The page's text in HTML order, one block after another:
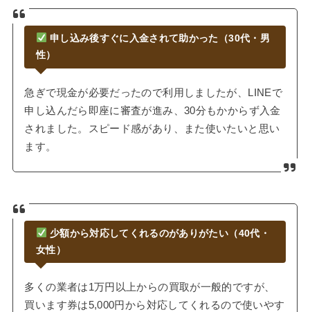
申し込み後すぐに入金されて助かった（30代・男
性）
急ぎで現金が必要だったので利用しましたが、LINEで
申し込んだら即座に審査が進み、30分もかからず入金
されました。スピード感があり、また使いたいと思い
ます。
少額から対応してくれるのがありがたい（40代・
女性）
多くの業者は1万円以上からの買取が一般的ですが、
買います券は5,000円から対応してくれるので使いやす